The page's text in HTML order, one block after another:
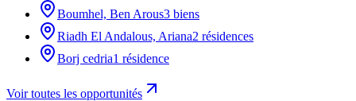
Boumhel, Ben Arous3 biens
Riadh El Andalous, Ariana2 résidences
Borj cedria1 résidence
Voir toutes les opportunités